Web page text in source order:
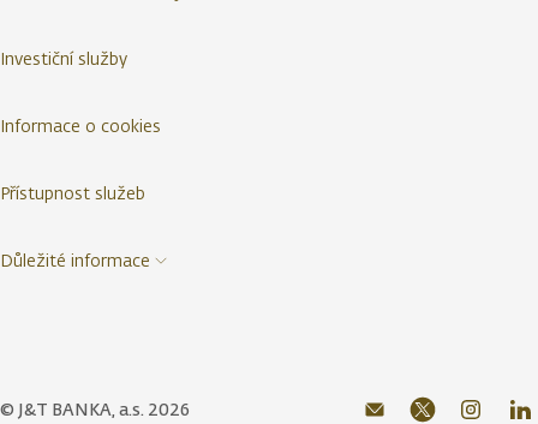
© J&T BANKA, a.s. 2026
Investiční služby
Informace o cookies
Přístupnost služeb
Důležité informace